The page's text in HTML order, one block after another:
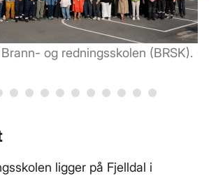
og redningsskolen (BRSK).
ligger på Fjelldal i